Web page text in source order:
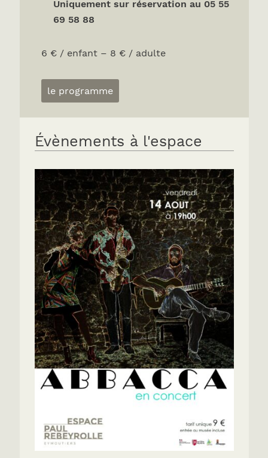
Uniquement sur réservation au 05 55
69 58 88
6 € / enfant – 8 € / adulte
le programme
Évènements à l'espace